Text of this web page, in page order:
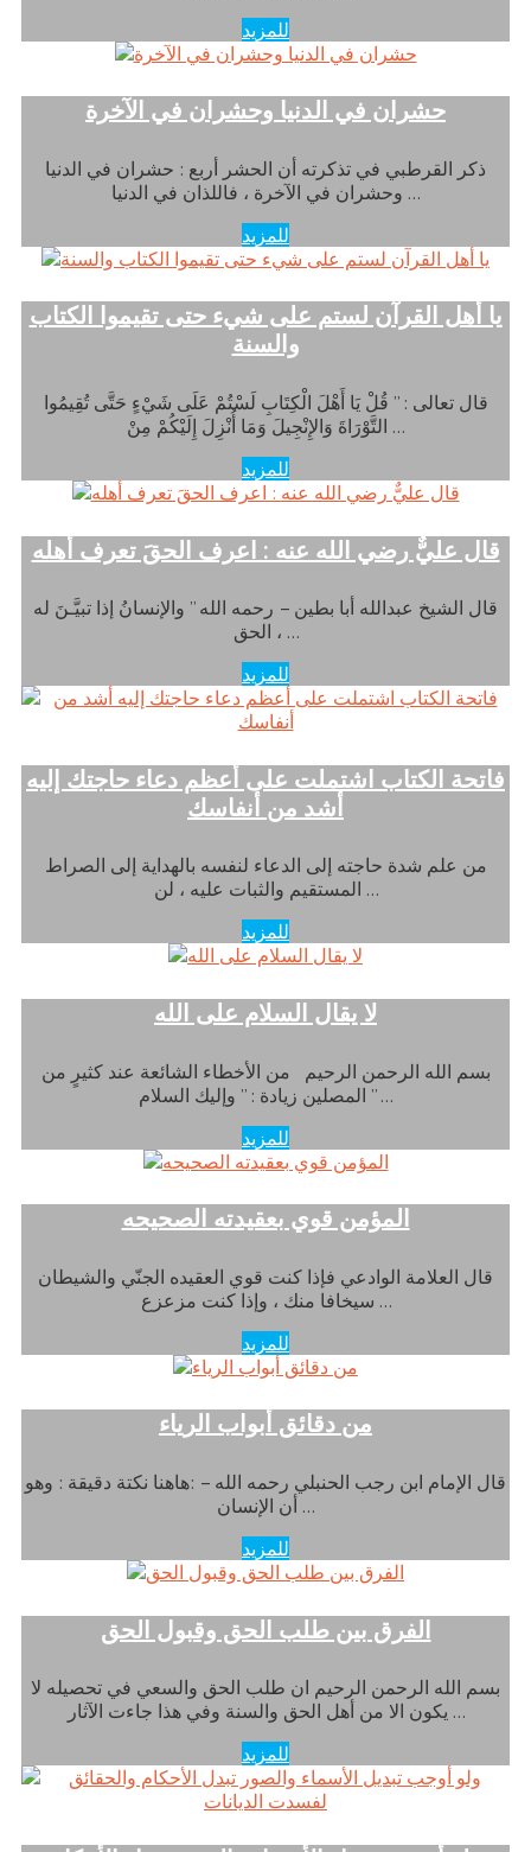
للمزيد
حشران في الدنيا وحشران في الآخرة
ذكر القرطبي في تذكرته أن الحشر أربع : حشران في الدنيا
وحشران في الآخرة ، فاللذان في الدنيا …
للمزيد
يا أهل القرآن لستم على شيء حتى تقيموا الكتاب
والسنة
قال تعالى : ” قُلْ يَا أَهْلَ الْكِتَابِ لَسْتُمْ عَلَى شَيْءٍ حَتَّى تُقِيمُوا
التَّوْرَاةَ وَالإِنْجِيلَ وَمَا أُنْزِلَ إِلَيْكُمْ مِنْ …
للمزيد
قال عليٌّ رضي الله عنه : اعرف الحقَ تعرف أهله
قال الشيخ عبدالله أبا بطين – رحمه الله ” والإنسانُ إذا تبيَّـنَ له
الحق ، …
للمزيد
فاتحة الكتاب اشتملت على أعظم دعاء حاجتك إليه
أشد من أنفاسك
من علم شدة حاجته إلى الدعاء لنفسه بالهداية إلى الصراط
المستقيم والثبات عليه ، لن …
للمزيد
لا يقال السلام على الله
بسم الله الرحمن الرحيم من الأخطاء الشائعة عند كثيرٍ من
المصلين زيادة : ” وإليك السلام ” …
للمزيد
المؤمن قوي بعقيدته الصحيحه
قال العلامة الوادعي فإذا كنت قوي العقيده الجنّي والشيطان
سيخافا منك ، وإذا كنت مزعزع …
للمزيد
من دقائق أبواب الرياء
قال الإمام ابن رجب الحنبلي رحمه الله – :هاهنا نكتة دقيقة : وهو
أن الإنسان …
للمزيد
الفرق بين طلب الحق وقبول الحق
بسم الله الرحمن الرحيم ان طلب الحق والسعي في تحصيله لا
يكون الا من أهل الحق والسنة وفي هذا جاءت الآثار …
للمزيد